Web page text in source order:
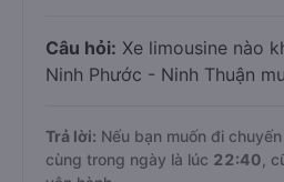
Câu hỏi: Xe limousine nào
Ninh Phước - Ninh Thuận
Trả lời: Nếu bạn muốn đi
cùng trong ngày là lúc 22:40 ,